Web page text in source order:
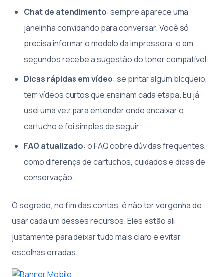
Chat de atendimento: sempre aparece uma
janelinha convidando para conversar. Você só
precisa informar o modelo da impressora, e em
segundos recebe a sugestão do toner compatível.
Dicas rápidas em vídeo: se pintar algum bloqueio,
tem vídeos curtos que ensinam cada etapa. Eu já
usei uma vez para entender onde encaixar o
cartucho e foi simples de seguir.
FAQ atualizado: o FAQ cobre dúvidas frequentes,
como diferença de cartuchos, cuidados e dicas de
conservação.
O segredo, no fim das contas, é não ter vergonha de
usar cada um desses recursos. Eles estão ali
justamente para deixar tudo mais claro e evitar
escolhas erradas.